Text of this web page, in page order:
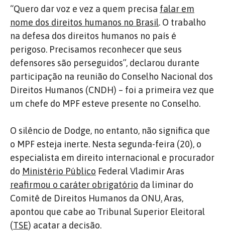
“Quero dar voz e vez a quem precisa falar em
nome dos direitos humanos no Brasil. O trabalho
na defesa dos direitos humanos no país é
perigoso. Precisamos reconhecer que seus
defensores são perseguidos”, declarou durante
participação na reunião do Conselho Nacional dos
Direitos Humanos (CNDH) – foi a primeira vez que
um chefe do MPF esteve presente no Conselho.
O silêncio de Dodge, no entanto, não significa que
o MPF esteja inerte. Nesta segunda-feira (20), o
especialista em direito internacional e procurador
do Ministério Público Federal Vladimir Aras
reafirmou o caráter obrigatório da liminar do
Comitê de Direitos Humanos da ONU.Aras,
apontou que cabe ao Tribunal Superior Eleitoral
(TSE) acatar a decisão.